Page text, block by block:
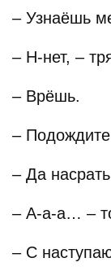
– Узнаёшь
– Н-нет, –
– Врёшь.
–
– Да
– А-а-а… –
– С